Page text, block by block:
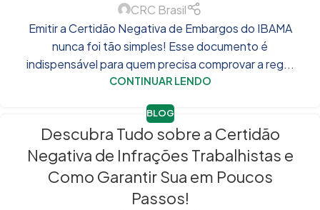
CRC Brasil
Emitir a Certidão Negativa de Embargos do IBAMA
nunca foi tão simples! Esse documento é
indispensável para quem precisa comprovar a reg...
CONTINUAR LENDO
BLOG
Descubra Tudo sobre a Certidão
Negativa de Infrações Trabalhistas e
Como Garantir Sua em Poucos
Passos!